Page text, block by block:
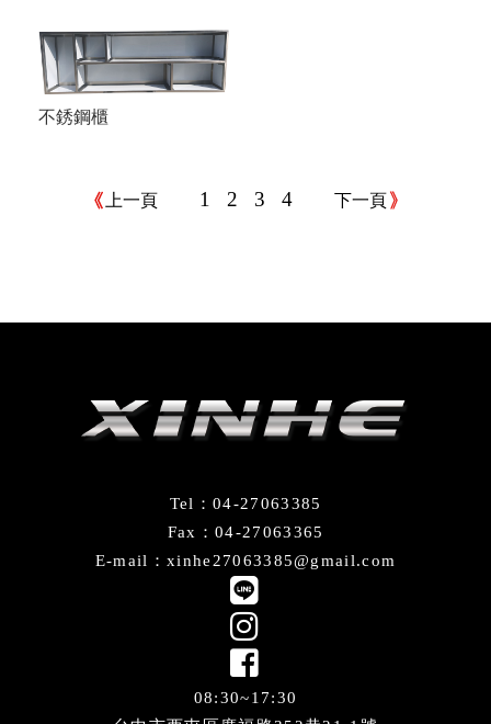
不銹鋼櫃
上一頁 1 2 3 4 下一頁
Tel：04-27063385
Fax：04-27063365
E-mail：xinhe27063385@gmail.com
08:30~17:30